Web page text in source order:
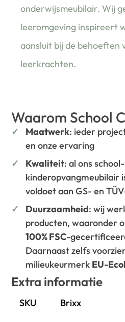
onderwijsmeubilair. Wij
leeromgeving inspireert
aansluit bij de behoeften
leerkrachten.
Waarom School
Maatwerk: ieder
en onze ervaring
Kwaliteit: al ons
kinderopvangmeubilair
voldoet aan GS- en
Duurzaamheid: wij
producten, waaronder
100% FSC-
Daarnaast zelfs
milieukeurmerk EU-
Extra informatie
SKU Brixx